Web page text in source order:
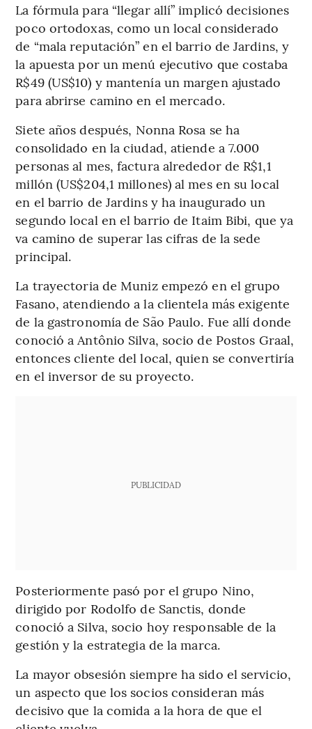
La fórmula para “llegar allí” implicó decisiones
poco ortodoxas, como un local considerado
de “mala reputación” en el barrio de Jardins, y
la apuesta por un menú ejecutivo que costaba
R$49 (US$10) y mantenía un margen ajustado
para abrirse camino en el mercado.
Siete años después, Nonna Rosa se ha
consolidado en la ciudad, atiende a 7.000
personas al mes, factura alrededor de R$1,1
millón (US$204,1 millones) al mes en su local
en el barrio de Jardins y ha inaugurado un
segundo local en el barrio de Itaim Bibi, que ya
va camino de superar las cifras de la sede
principal.
La trayectoria de Muniz empezó en el grupo
Fasano, atendiendo a la clientela más exigente
de la gastronomía de São Paulo. Fue allí donde
conoció a Antônio Silva, socio de Postos Graal,
entonces cliente del local, quien se convertiría
en el inversor de su proyecto.
PUBLICIDAD
Posteriormente pasó por el grupo Nino,
dirigido por Rodolfo de Sanctis, donde
conoció a Silva, socio hoy responsable de la
gestión y la estrategia de la marca.
La mayor obsesión siempre ha sido el servicio,
un aspecto que los socios consideran más
decisivo que la comida a la hora de que el